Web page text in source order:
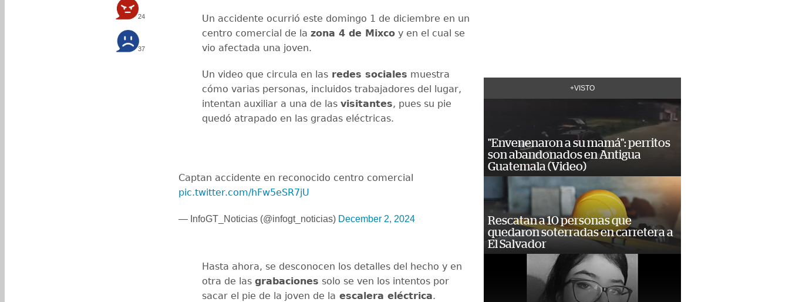
24
37
Un accidente ocurrió este domingo 1 de diciembre en un
centro comercial de la zona 4 de Mixco y en el cual se
vio afectada una joven.
Un video que circula en las redes sociales muestra
cómo varias personas, incluidos trabajadores del lugar,
intentan auxiliar a una de las visitantes, pues su pie
quedó atrapado en las gradas eléctricas.
Captan accidente en reconocido centro comercial
pic.twitter.com/hFw5eSR7jU
— InfoGT_Noticias (@infogt_noticias) December 2, 2024
Hasta ahora, se desconocen los detalles del hecho y en
otra de las grabaciones solo se ven los intentos por
sacar el pie de la joven de la escalera eléctrica.
+VISTO
"Envenenaron a su mamá": perritos
son abandonados en Antigua
Guatemala (Video)
Rescatan a 10 personas que
quedaron soterradas en carretera a
El Salvador